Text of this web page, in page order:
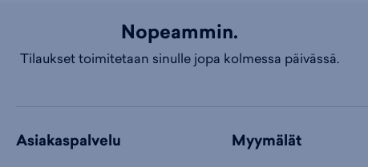
Nopeammin.
Tilaukset toimitetaan sinulle jopa kolmessa päivässä.
Asiakaspalvelu Myymälät